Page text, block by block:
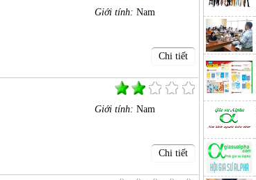
Giới tính: Nam
Chi tiết
Giới tính: Nam
Chi tiết